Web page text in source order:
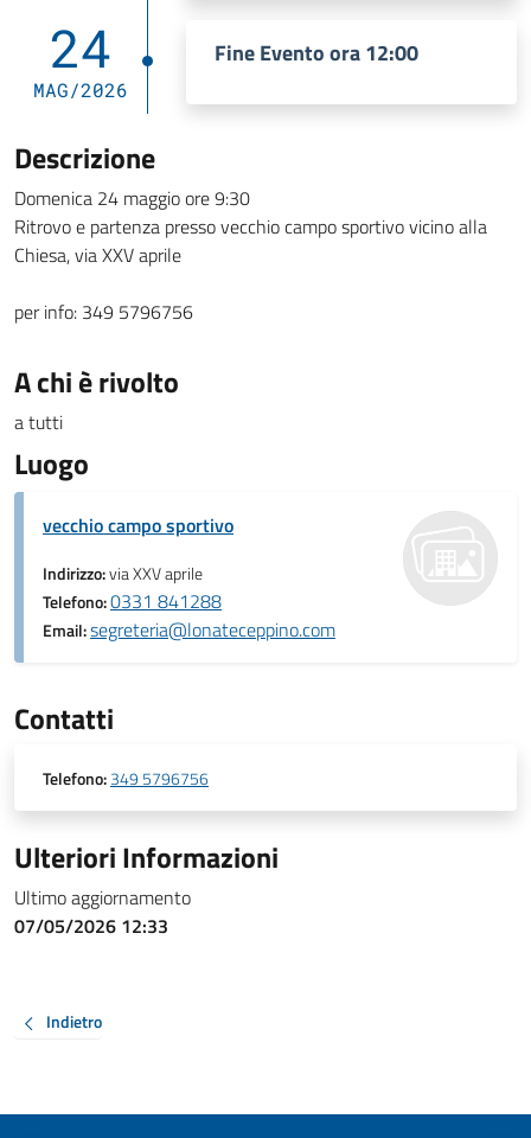
24
MAG/2026
Fine Evento ora 12:00
Descrizione
Domenica 24 maggio ore 9:30
Ritrovo e partenza presso vecchio campo sportivo vicino alla
Chiesa, via XXV aprile
per info: 349 5796756
A chi è rivolto
a tutti
Luogo
vecchio campo sportivo
Indirizzo:via XXV aprile
Telefono:0331 841288
Email:segreteria@lonateceppino.com
Contatti
Telefono:349 5796756
Ulteriori Informazioni
Ultimo aggiornamento
07/05/2026 12:33
Indietro